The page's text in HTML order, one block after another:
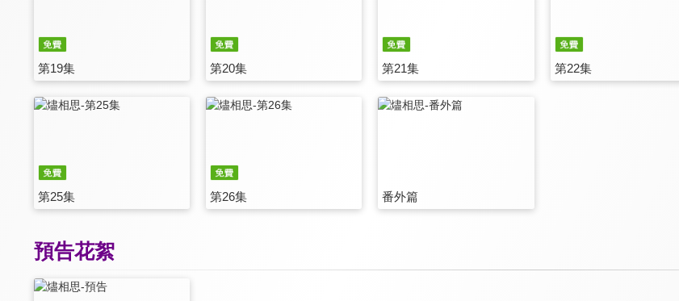
第19集 第20集 第21集 第22集
第25集 第26集 番外篇
預告花絮